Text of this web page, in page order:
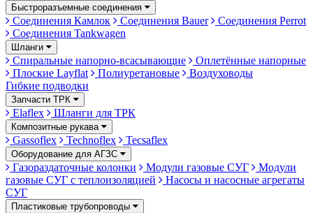
Быстроразъемные соединения
Соединения Камлок Соединения Bauer
Соединения Perrot
Соединения Tankwagen
Шланги
Спиральные напорно-всасывающие
Оплетённые напорные
Плоские Layflat
Полиуретановые
Воздуховоды
Гибкие подводки
Запчасти ТРК
Elaflex Шланги для ТРК
Композитные рукава
Gassoflex Technoflex Tecsaflex
Оборудование для АГЗС
Газораздаточные колонки Модули газовые СУГ
Модули
газовые СУГ с теплоизоляцией
Насосы и насосные агрегаты
СУГ
Пластиковые трубопроводы